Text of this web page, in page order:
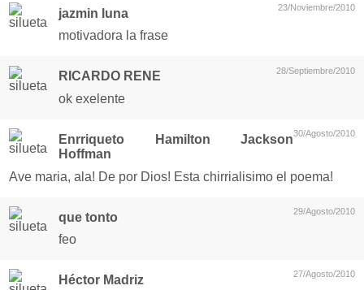
23/Noviembre/2010
jazmin luna
motivadora la frase
28/Septiembre/2010
RICARDO RENE
ok exelente
30/Agosto/2010
Enrriqueto Hamilton Jackson
Hoffman
Ave maria, ala! De por Dios! Esta chirrialisimo el poema!
29/Agosto/2010
que tonto
feo
27/Agosto/2010
Héctor Madriz